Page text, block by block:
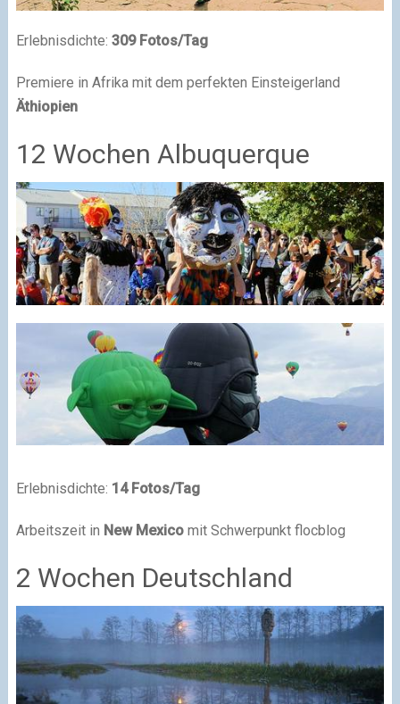
Erlebnisdichte: 309 Fotos/Tag
Premiere in Afrika mit dem perfekten Einsteigerland
Äthiopien
12 Wochen Albuquerque
Erlebnisdichte: 14 Fotos/Tag
Arbeitszeit in New Mexicomit Schwerpunkt flocblog
2 Wochen Deutschland